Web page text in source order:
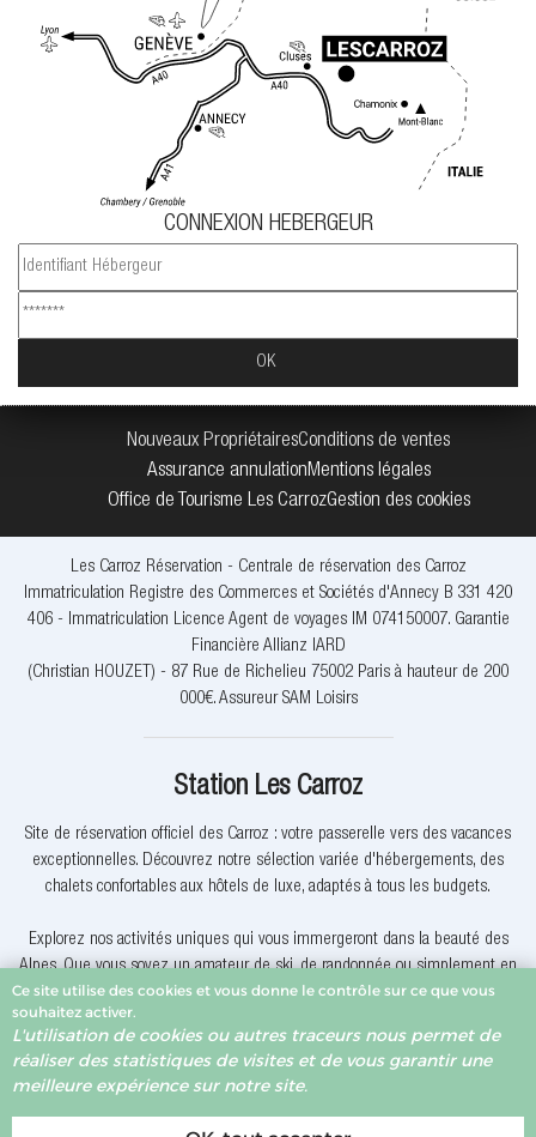
CONNEXION HEBERGEUR
Nouveaux PropriétairesConditions de ventes
Assurance annulationMentions légales
Office de Tourisme Les CarrozGestion des cookies
Les Carroz Réservation - Centrale de réservation des Carroz
Immatriculation Registre des Commerces et Sociétés d'Annecy B 331 420
406 - Immatriculation Licence Agent de voyages IM 074150007. Garantie
Financière Allianz IARD
(Christian HOUZET) - 87 Rue de Richelieu 75002 Paris à hauteur de 200
000€. Assureur SAM Loisirs
Station Les Carroz
Site de réservation officiel des Carroz : votre passerelle vers des vacances
exceptionnelles. Découvrez notre sélection variée d'hébergements, des
chalets confortables aux hôtels de luxe, adaptés à tous les budgets.
Explorez nos activités uniques qui vous immergeront dans la beauté des
Alpes. Que vous soyez un amateur de ski, de randonnée ou simplement en
quête de détente, nous avons quelque chose pour vous.
Pourquoi réserver avec nous? Nous offrons des offres exclusives, une
assistance client dévouée et la garantie du meilleur prix. Votre expérience
Ce site utilise des cookies et vous donne le contrôle sur ce que vous
souhaitez activer.
L'utilisation de cookies ou autres traceurs nous permet de
réaliser des statistiques de visites et de vous garantir une
meilleure expérience sur notre site.